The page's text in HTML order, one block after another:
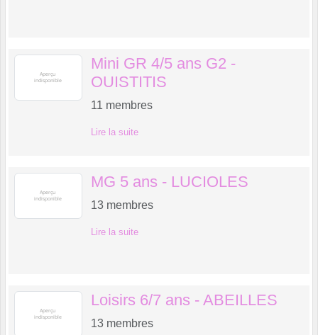
Mini GR 4/5 ans G2 -
OUISTITIS
11 membres
Lire la suite
MG 5 ans - LUCIOLES
13 membres
Lire la suite
Loisirs 6/7 ans - ABEILLES
13 membres